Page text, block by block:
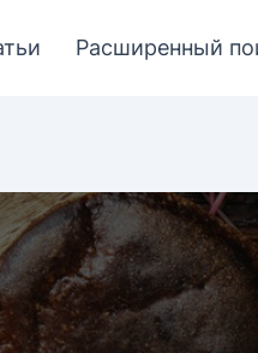
Расширенный